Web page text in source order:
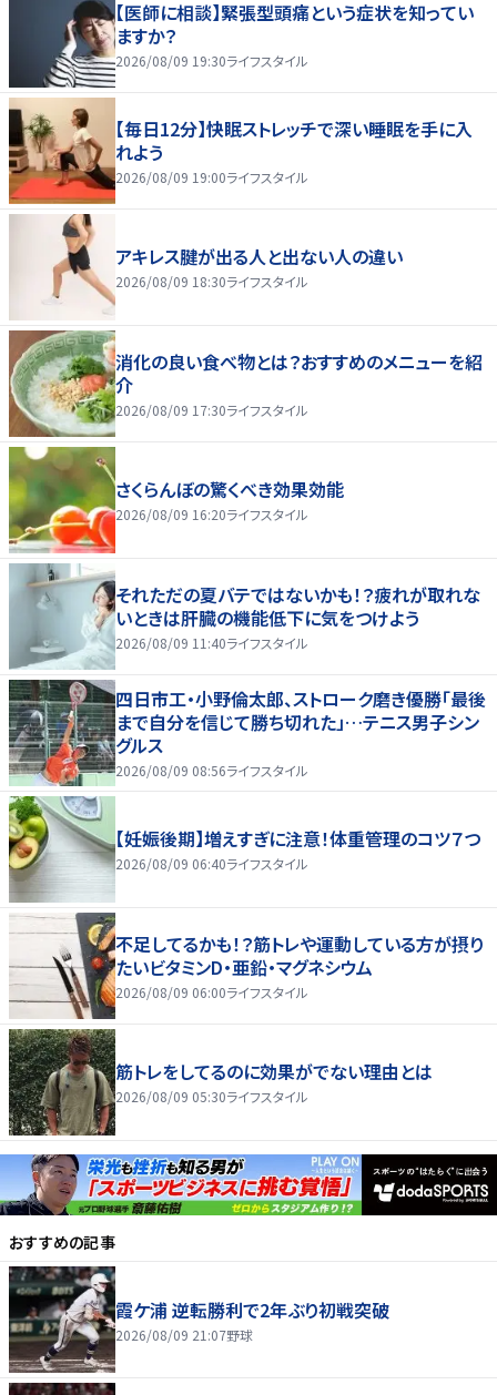
【医師に相談】緊張型頭痛という症状を知ってい
ますか？
2026/08/09 19:30ライフスタイル
【毎日12分】快眠ストレッチで深い睡眠を手に入
れよう
2026/08/09 19:00ライフスタイル
アキレス腱が出る人と出ない人の違い
2026/08/09 18:30ライフスタイル
消化の良い食べ物とは？おすすめのメニューを紹
介
2026/08/09 17:30ライフスタイル
さくらんぼの驚くべき効果効能
2026/08/09 16:20ライフスタイル
それただの夏バテではないかも！？疲れが取れな
いときは肝臓の機能低下に気をつけよう
2026/08/09 11:40ライフスタイル
四日市工・小野倫太郎、ストローク磨き優勝「最後
まで自分を信じて勝ち切れた」…テニス男子シン
グルス
2026/08/09 08:56ライフスタイル
【妊娠後期】増えすぎに注意！体重管理のコツ７つ
2026/08/09 06:40ライフスタイル
不足してるかも！？筋トレや運動している方が摂り
たいビタミンD・亜鉛・マグネシウム
2026/08/09 06:00ライフスタイル
筋トレをしてるのに効果がでない理由とは
2026/08/09 05:30ライフスタイル
おすすめの記事
霞ケ浦 逆転勝利で2年ぶり初戦突破
2026/08/09 21:07野球